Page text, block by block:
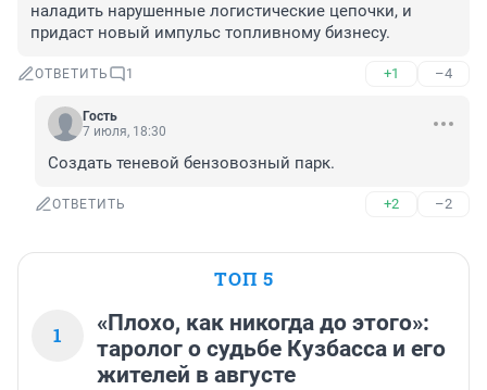
наладить нарушенные логистические цепочки, и
придаст новый импульс топливному бизнесу.
ОТВЕТИТЬ 1 +1 –4
Гость
7 июля, 18:30
Создать теневой бензовозный парк.
ОТВЕТИТЬ +2 –2
ТОП 5
1
«Плохо, как никогда до этого»:
таролог о судьбе Кузбасса и его
жителей в августе